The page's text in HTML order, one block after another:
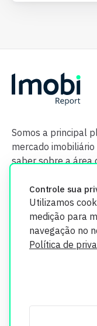
Controle sua
Utilizamos
medição para
navegação no
Política de
Somos a principal
mercado
saber sobre a área
segurança. Todos os
utilizados
informações, consulte